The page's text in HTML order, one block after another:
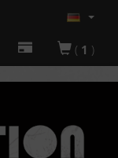
( 1 )